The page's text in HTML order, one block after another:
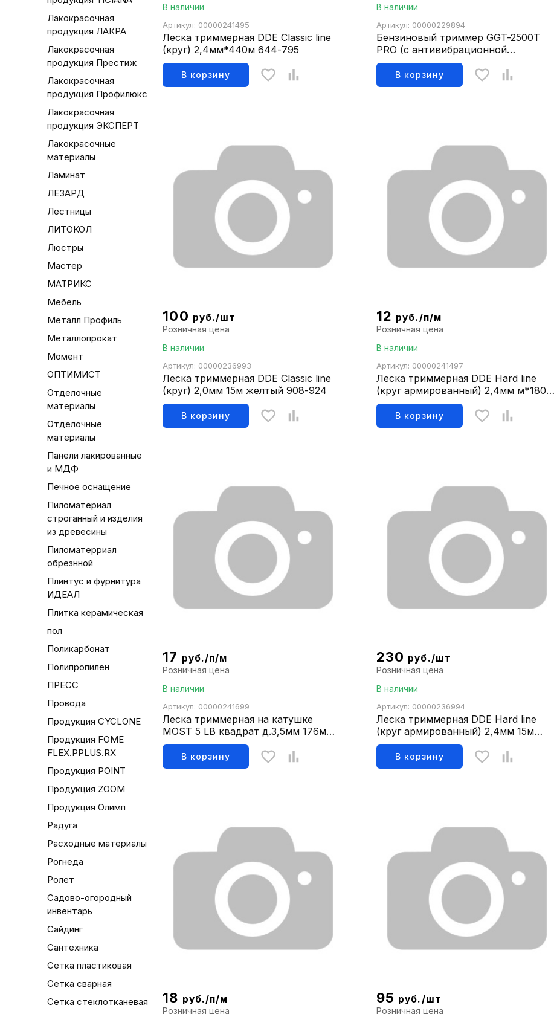
Лакокрасочная
продукция ЛАКРА
Лакокрасочная
продукция Престиж
Лакокрасочная
продукция Профилюкс
Лакокрасочная
продукция ЭКСПЕРТ
Лакокрасочные
материалы
Ламинат
ЛЕЗАРД
Лестницы
ЛИТОКОЛ
Люстры
Мастер
МАТРИКС
Мебель
Металл Профиль
Металлопрокат
Момент
ОПТИМИСТ
Отделочные
материалы
Отделочные
материалы
Панели лакированные
и МДФ
Печное оснащение
Пиломатериал
строганный и изделия
из древесины
Пиломатерриал
обрезнной
Плинтус и фурнитура
ИДЕАЛ
Плитка керамическая
пол
Поликарбонат
Полипропилен
ПРЕСС
Провода
Продукция CYCLONE
Продукция FOME
FLEX.PPLUS.RX
Продукция POINT
Продукция ZOOM
Продукция Олимп
Радуга
Расходные материалы
Рогнеда
Ролет
Садово-огородный
инвентарь
Сайдинг
Сантехника
Сетка пластиковая
Сетка сварная
Сетка стеклотканевая
В наличии
Артикул: 00000241495
Леска триммерная DDE Classic line
(круг) 2,4мм*440м 644-795
В корзину
В наличии
Артикул: 00000229894
Бензиновый триммер GGT-2500Т
PRO (с антивибрационной
системой) Huter
В корзину
100 руб./шт
Розничная цена
В наличии
Артикул: 00000236993
Леска триммерная DDE Classic line
(круг) 2,0мм 15м желтый 908-924
В корзину
12 руб./п/м
Розничная цена
В наличии
Артикул: 00000241497
Леска триммерная DDE Hard line
(круг армированный) 2,4мм м*180м
241-949
В корзину
17 руб./п/м
Розничная цена
В наличии
Артикул: 00000241699
Леска триммерная на катушке
MOST 5 LB квадрат д.3,5мм 176м
1504003100
В корзину
230 руб./шт
Розничная цена
В наличии
Артикул: 00000236994
Леска триммерная DDE Hard line
(круг армированный) 2,4мм 15м
645-075
В корзину
18 руб./п/м
Розничная цена
95 руб./шт
Розничная цена